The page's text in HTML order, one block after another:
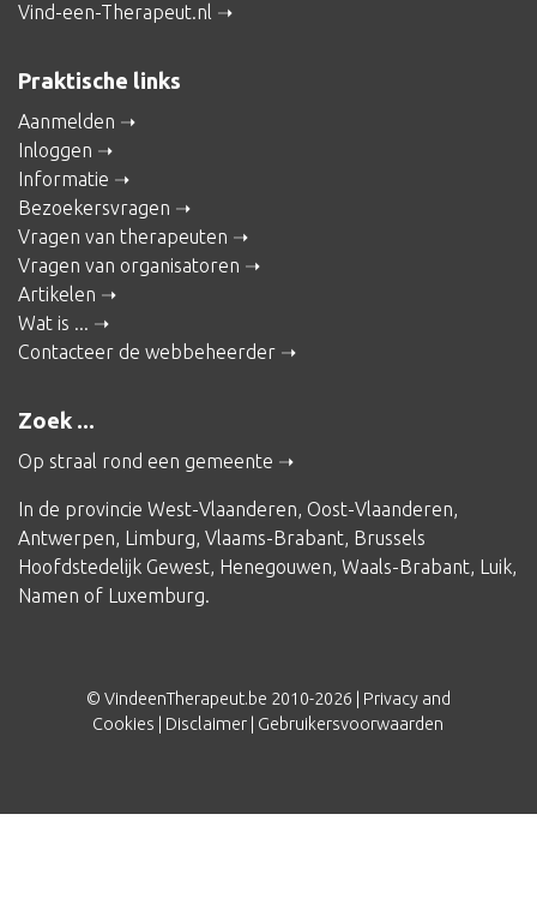
Vind-een-Therapeut.nl
Praktische links
Aanmelden
Inloggen
Informatie
Bezoekersvragen
Vragen van therapeuten
Vragen van organisatoren
Artikelen
Wat is ...
Contacteer de webbeheerder
Zoek ...
Op straal rond een gemeente
In de provincie West-Vlaanderen, Oost-Vlaanderen,
Antwerpen, Limburg, Vlaams-Brabant, Brussels
Hoofdstedelijk Gewest, Henegouwen, Waals-Brabant, Luik,
Namen of Luxemburg.
© VindeenTherapeut.be 2010-2026 | Privacy and
Cookies
Disclaimer Gebruikersvoorwaarden